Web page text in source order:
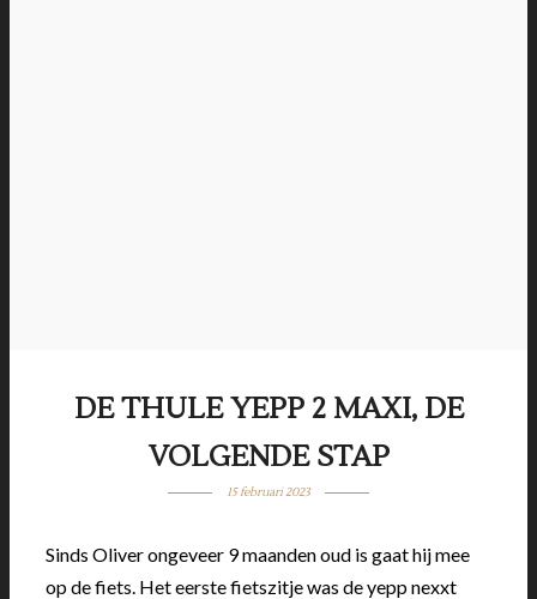
DE THULE YEPP 2 MAXI, DE
VOLGENDE STAP
15 februari 2023
Sinds Oliver ongeveer 9 maanden oud is gaat hij mee
op de fiets. Het eerste fietszitje was de yepp nexxt